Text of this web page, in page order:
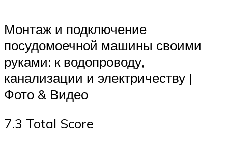
Монтаж и подключение
посудомоечной машины своими
руками: к водопроводу,
канализации и электричеству |
Фото & Видео
7.3 Total Score